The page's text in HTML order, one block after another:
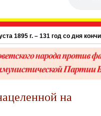
г. – 131 год со дня кончины
на